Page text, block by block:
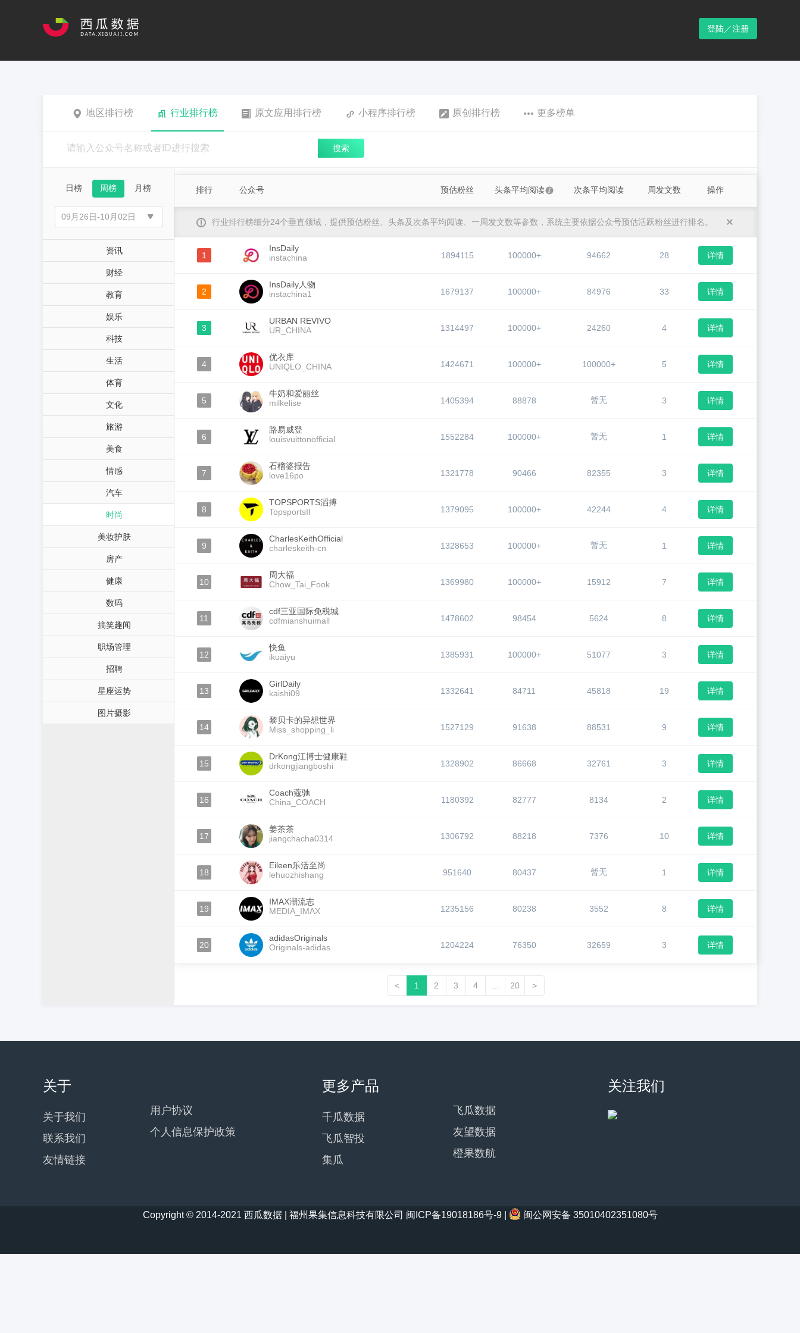
登陆／注册
地区排行榜 行业排行榜 原文应用排行榜 小程序排行榜 原创排行榜 更多榜单
搜索
日榜 周榜 月榜
资讯
财经
教育
娱乐
科技
生活
体育
文化
旅游
美食
情感
汽车
时尚
美妆护肤
房产
健康
数码
搞笑趣闻
职场管理
招聘
星座运势
图片摄影
排行 公众号 预估粉丝 头条平均阅读 次条平均阅读 周发文数 操作
行业排行榜细分24个垂直领域，提供预估粉丝、头条及次条平均阅读、一周发文数等参数，系统主要依据公众号预估活跃粉丝进行排名。
1
InsDaily
instachina
1894115 100000+ 94662 28 详情
2
InsDaily人物
instachina1
1679137 100000+ 84976 33 详情
3
URBAN REVIVO
UR_CHINA
1314497 100000+ 24260 4 详情
4
优衣库
UNIQLO_CHINA
1424671 100000+ 100000+ 5 详情
5
牛奶和爱丽丝
milkelise
1405394 88878 暂无 3 详情
6
路易威登
louisvuittonofficial
1552284 100000+ 暂无 1 详情
7
石榴婆报告
love16po
1321778 90466 82355 3 详情
8
TOPSPORTS滔搏
TopsportsII
1379095 100000+ 42244 4 详情
9
CharlesKeithOfficial
charleskeith-cn
1328653 100000+ 暂无 1 详情
10
周大福
Chow_Tai_Fook
1369980 100000+ 15912 7 详情
11
cdf三亚国际免税城
cdfmianshuimall
1478602 98454 5624 8 详情
12
快鱼
ikuaiyu
1385931 100000+ 51077 3 详情
13
GirlDaily
kaishi09
1332641 84711 45818 19 详情
14
黎贝卡的异想世界
Miss_shopping_li
1527129 91638 88531 9 详情
15
DrKong江博士健康鞋
drkongjiangboshi
1328902 86668 32761 3 详情
16
Coach蔻驰
China_COACH
1180392 82777 8134 2 详情
17
姜茶茶
jiangchacha0314
1306792 88218 7376 10 详情
18
Eileen乐活至尚
lehuozhishang
951640 80437 暂无 1 详情
19
IMAX潮流志
MEDIA_IMAX
1235156 80238 3552 8 详情
20
adidasOriginals
Originals-adidas
1204224 76350 32659 3 详情
< 1 2 3 4 20 >
关于
关于我们
联系我们
友情链接
用户协议
个人信息保护政策
更多产品
千瓜数据
飞瓜智投
集瓜
飞瓜数据
友望数据
橙果数航
关注我们
Copyright © 2014-2021 西瓜数据 | 福州果集信息科技有限公司 闽ICP备19018186号-9 闽公网安备 35010402351080号